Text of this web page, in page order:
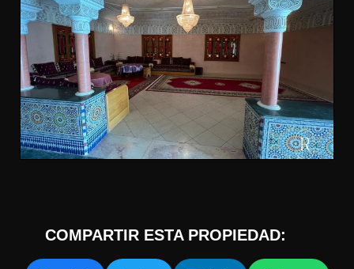
COMPARTIR ESTA PROPIEDAD: